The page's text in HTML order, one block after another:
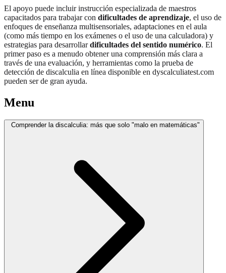
El apoyo puede incluir instrucción especializada de maestros
capacitados para trabajar con dificultades de aprendizaje, el uso de
enfoques de enseñanza multisensoriales, adaptaciones en el aula
(como más tiempo en los exámenes o el uso de una calculadora) y
estrategias para desarrollardificultades del sentido numérico. El
primer paso es a menudo obtener una comprensión más clara a
través de una evaluación, y herramientas como la prueba de
detección de discalculia en línea disponible en dyscalculiatest.com
pueden ser de gran ayuda.
Menu
Comprender la discalculia: más que solo "malo en matemáticas"